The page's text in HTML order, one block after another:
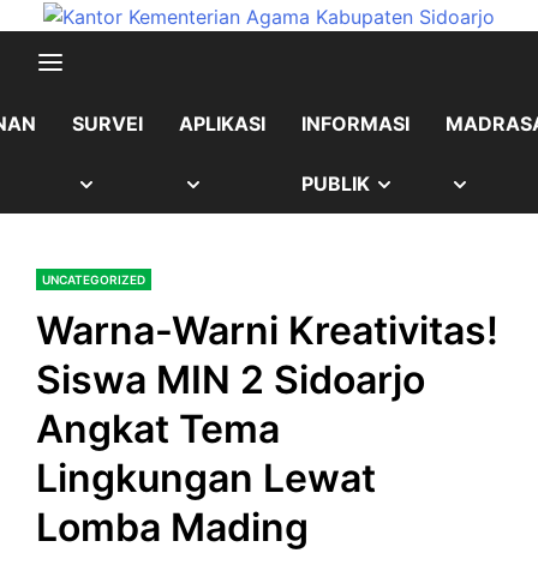
content
content
SURVEI APLIKASI INFORMASI
PUBLIK SHOW
UNCATEGORIZED
Warna-Warni Kreativitas!
Siswa MIN 2 Sidoarjo
Angkat Tema
Lingkungan Lewat
Lomba Mading